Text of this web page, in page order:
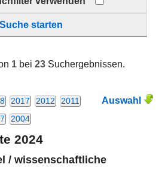
Suche starten
1 bei23 Suchergebnissen.
Auswahl
2017 2012
2011
2004
2024
/ wissenschaftliche